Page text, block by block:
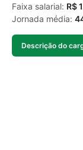
Faixa salarial: R$
Jornada média:
Descrição do